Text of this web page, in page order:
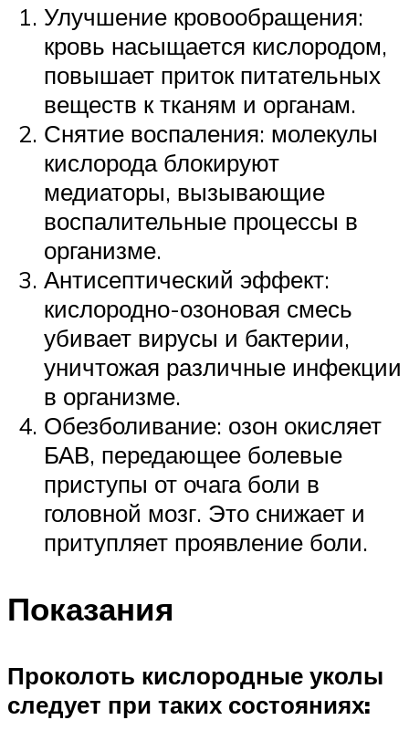
Улучшение кровообращения:
кровь насыщается кислородом,
повышает приток питательных
веществ к тканям и органам.
Снятие воспаления: молекулы
кислорода блокируют
медиаторы, вызывающие
воспалительные процессы в
организме.
Антисептический эффект:
кислородно-озоновая смесь
убивает вирусы и бактерии,
уничтожая различные инфекции
в организме.
Обезболивание: озон окисляет
БАВ, передающее болевые
приступы от очага боли в
головной мозг. Это снижает и
притупляет проявление боли.
Показания
Проколоть кислородные уколы
следует при таких состояниях: